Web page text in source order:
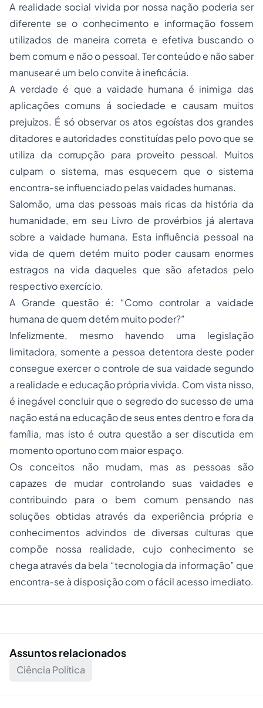
A realidade social vivida por nossa nação poderia ser
diferente se o conhecimento e informação fossem
utilizados de maneira correta e efetiva buscando o
bem comum e não o pessoal. Ter conteúdo e não saber
manusear é um belo convite à ineficácia.
A verdade é que a vaidade humana é inimiga das
aplicações comuns á sociedade e causam muitos
prejuízos. É só observar os atos egoístas dos grandes
ditadores e autoridades constituídas pelo povo que se
utiliza da corrupção para proveito pessoal. Muitos
culpam o sistema, mas esquecem que o sistema
encontra-se influenciado pelas vaidades humanas.
Salomão, uma das pessoas mais ricas da história da
humanidade, em seu Livro de provérbios já alertava
sobre a vaidade humana. Esta influência pessoal na
vida de quem detém muito poder causam enormes
estragos na vida daqueles que são afetados pelo
respectivo exercício.
A Grande questão é: “Como controlar a vaidade
humana de quem detém muito poder?”
Infelizmente, mesmo havendo uma legislação
limitadora, somente a pessoa detentora deste poder
consegue exercer o controle de sua vaidade segundo
a realidade e educação própria vivida. Com vista nisso,
é inegável concluir que o segredo do sucesso de uma
nação está na educação de seus entes dentro e fora da
família, mas isto é outra questão a ser discutida em
momento oportuno com maior espaço.
Os conceitos não mudam, mas as pessoas são
capazes de mudar controlando suas vaidades e
contribuindo para o bem comum pensando nas
soluções obtidas através da experiência própria e
conhecimentos advindos de diversas culturas que
compõe nossa realidade, cujo conhecimento se
chega através da bela “tecnologia da informação” que
encontra-se à disposição com o fácil acesso imediato.
Assuntos relacionados
Ciência Política